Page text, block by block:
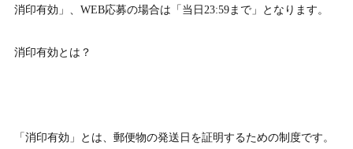
消印有効」、WEB応募の場合は「当日23:59まで」となります。
消印有効とは？
「消印有効」とは、郵便物の発送日を証明するための制度です。